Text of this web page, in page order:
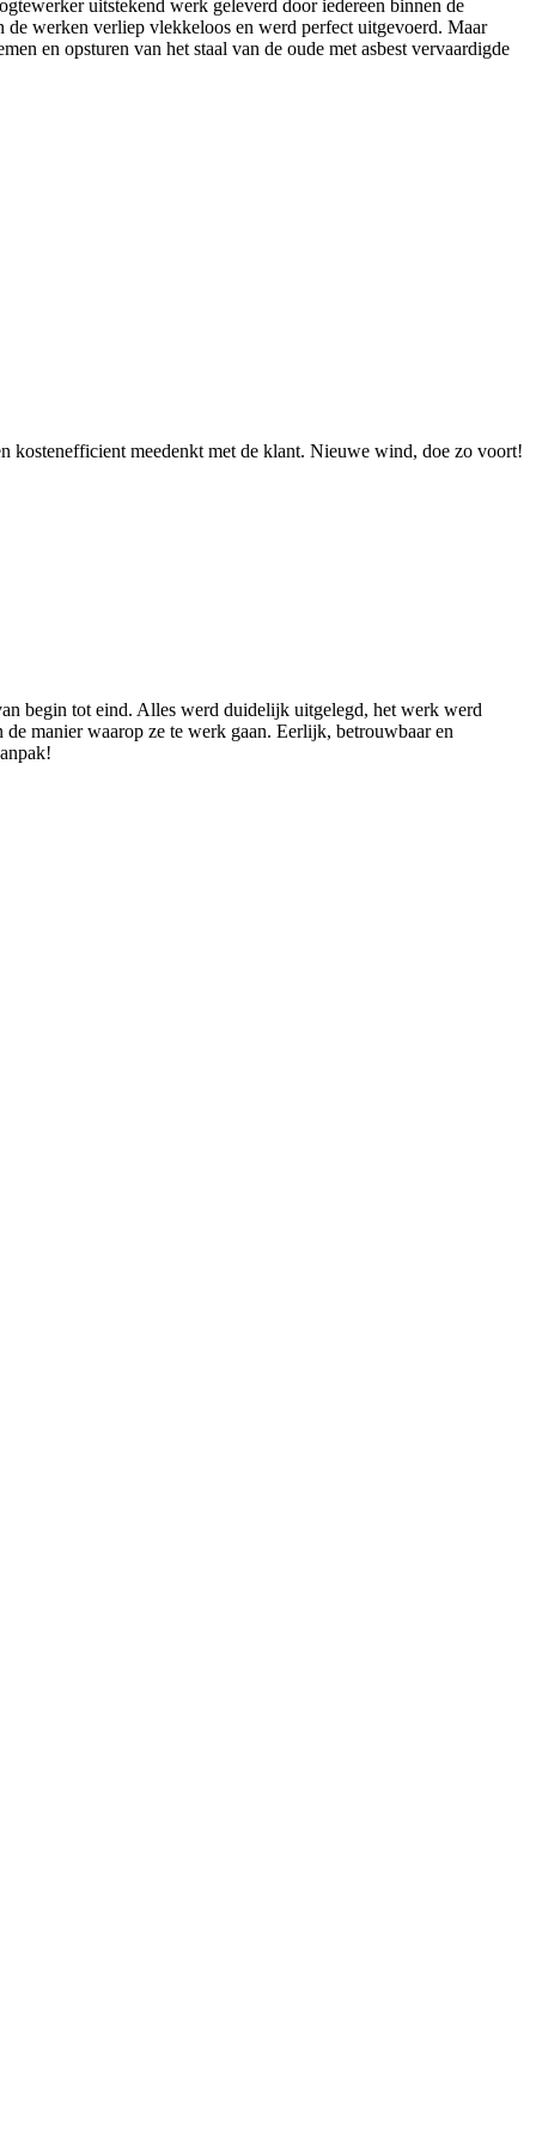
uitstekend werk geleverd door iedereen binnen de
de werken verliep vlekkeloos en werd perfect uitgevoerd. Maar
en opsturen van het staal van de oude met asbest vervaardigde
kostenefficient meedenkt met de klant. Nieuwe wind, doe zo voort!
begin tot eind. Alles werd duidelijk uitgelegd, het werk werd
manier waarop ze te werk gaan. Eerlijk, betrouwbaar en